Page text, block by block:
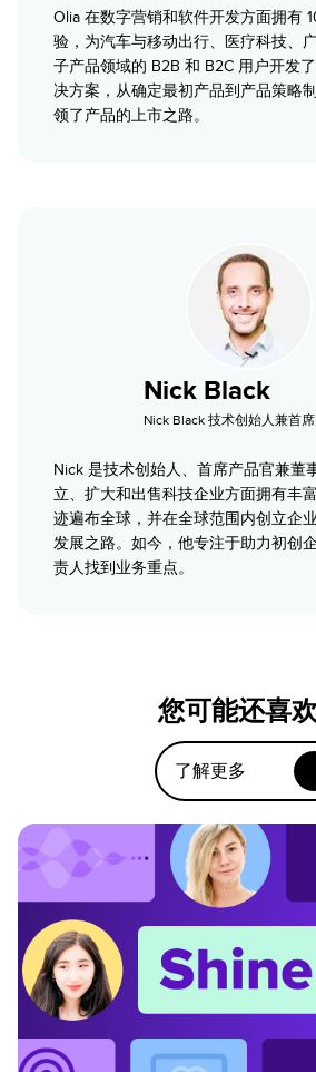
Olia 在数字营销和软件开发方面拥有
验，为汽车与移动出行、医疗科技、
子产品领域的 B2B 和 B2C 用户开发
决方案，从确定最初产品到产品策略
领了产品的上市之路。
Nick Black
Nick Black 技术创始人兼首
Nick 是技术创始人、首席产品官兼董
立、扩大和出售科技企业方面拥有丰
迹遍布全球，并在全球范围内创立企
发展之路。如今，他专注于助力初创
责人找到业务重点。
您可能还喜
了解更多